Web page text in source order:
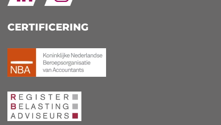
CERTIFICERING